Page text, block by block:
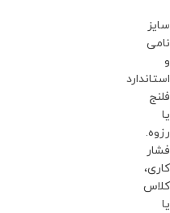
سایز
نامی
و
استاندارد
فلنج
یا
رزوه.
فشار
کاری،
کلاس
یا